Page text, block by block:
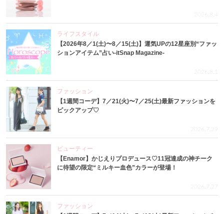
2026.8.4
ライフスタイル
【2026年8／1(土)〜8／15(土)】運気UPの12星座別“ファッ
ションアイテム”占い-itSnap Magazine-
2026.8.1
ファッション
【1週間コーデ】7／21(火)〜7／25(土)最新ファッションを
ピックアップ♡
2026.7.29
ビューティー
【Enamor】かじえりプロデュース♡11冠達成の神チーク
に待望の限定“ミルキー血色”カラーが登場！
2026.7.27
ファッション